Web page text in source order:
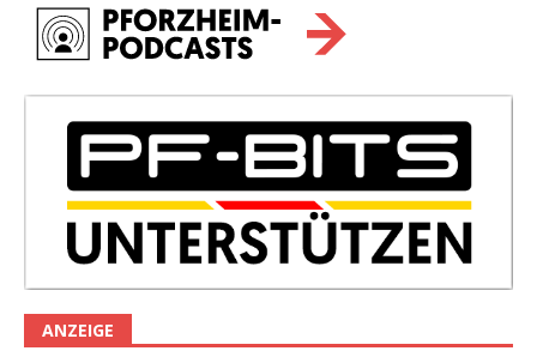
ANZEIGE